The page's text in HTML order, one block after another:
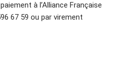
à l’Alliance Française
67 59 ou par virement